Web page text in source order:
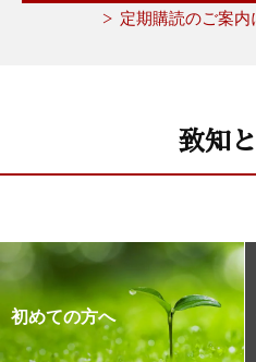
定期購読のご案
致知
初めての方へ